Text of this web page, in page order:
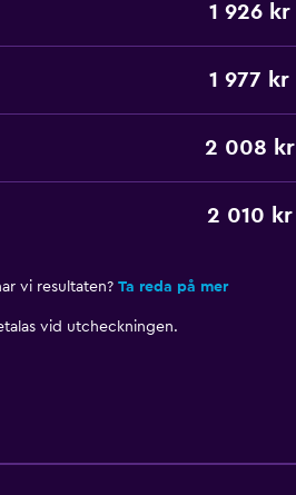
1 926 kr
1 977 kr
2 008 kr
2 010 kr
vi resultaten? Ta reda på mer
vid utcheckningen.